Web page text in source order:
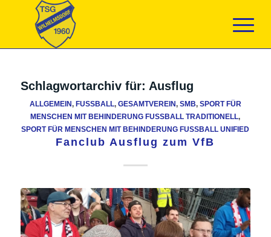
Schlagwortarchiv für: Ausflug
ALLGEMEIN, FUSSBALL , GESAMTVEREIN, SMB, SPORT FÜR
MENSCHEN MIT BEHINDERUNG FUSSBALL TRADITIONELL ,
SPORT FÜR MENSCHEN MIT BEHINDERUNG FUSSBALL UNIFIED
Fanclub Ausflug zum VfB